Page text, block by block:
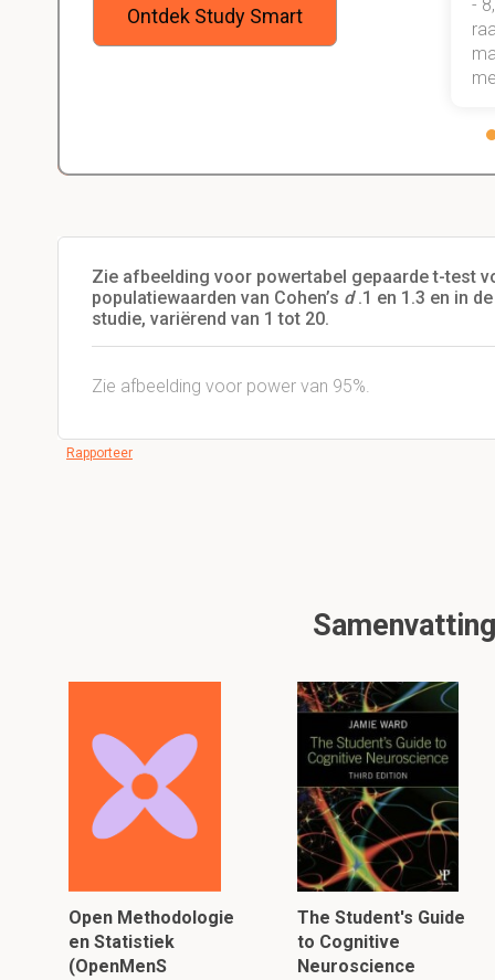
Ontdek Study Smart
onder de knie, waarmee ik zeker
weet dat ik de rest van mijn studie
-
Zie afbeelding voor powertabel gepaarde t-test
populatiewaarden van Cohen’s d.1 en 1.3 en in
studie, variërend van 1 tot 20.
Zie afbeelding voor power van 95%.
Rapporteer
Open Methodologie
en Statistiek
(OpenMenS
The Student's Guide
to Cognitive
Neuroscience